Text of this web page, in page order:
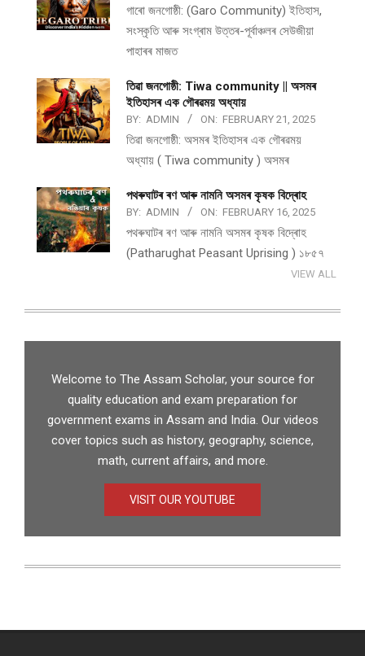
গাৰো জনগোষ্ঠী: (Garo Community) ইতিহাস,
সংস্কৃতি আৰু সংগ্ৰাম উত্তৰ-পূৰ্বাঞ্চলৰ সেউজীয়া
পাহাৰৰ মাজত
তিৱা জনগোষ্ঠী: Tiwa community || অসমৰ
ইতিহাসৰ এক গৌৰৱময় অধ্যায়
BY: ADMIN ON: FEBRUARY 21, 2025
তিৱা জনগোষ্ঠী: অসমৰ ইতিহাসৰ এক গৌৰৱময়
অধ্যায় ( Tiwa community ) অসমৰ
পথ​ৰুঘাট​ৰ ৰণ আৰু নামনি অসম​ৰ কৃষক বিদ্ৰোহ​
BY: ADMIN ON: FEBRUARY 16, 2025
পথ​ৰুঘাট​ৰ ৰণ আৰু নামনি অসম​ৰ কৃষক বিদ্ৰোহ​
(Patharughat Peasant Uprising ) ১৮৫৭
VIEW ALL
Welcome to The Assam Scholar, your source for
quality education and exam preparation for
government exams in Assam and India. Our videos
cover topics such as history, geography, science,
math, current affairs, and more.
VISIT OUR YOUTUBE